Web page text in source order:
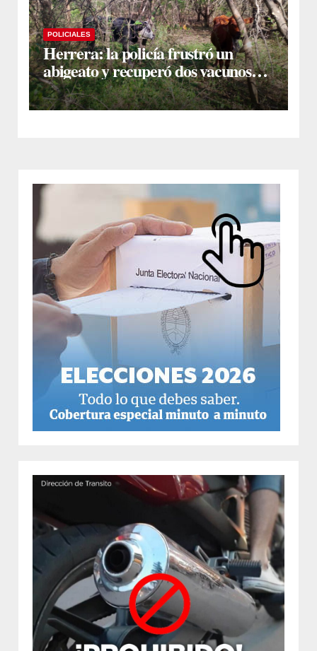
POLICIALES
Herrera: la policía frustró un
abigeato y recuperó dos vacunos
ocultos en una zona montuosa